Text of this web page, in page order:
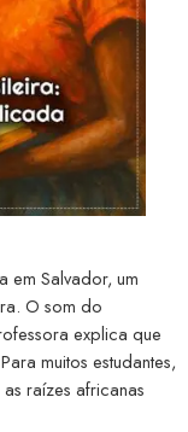
em Salvador, um
O som do
explica que
muitos estudantes,
raízes africanas